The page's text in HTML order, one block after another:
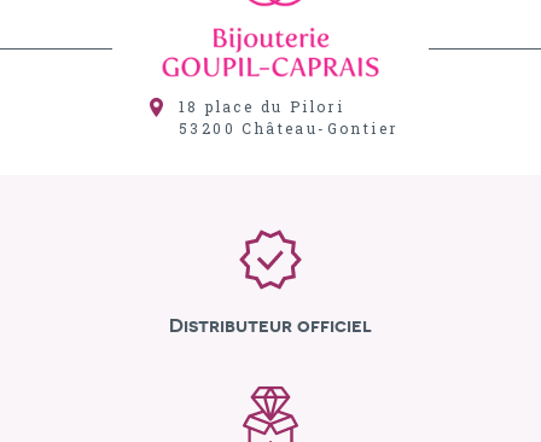
18 place du Pilori
53200Château-Gontier
Distributeur officiel